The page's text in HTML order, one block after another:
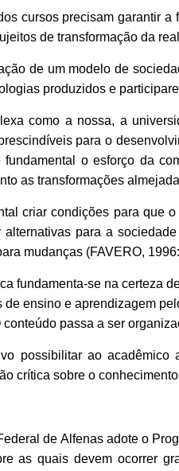
cursos precisam garantir
de transformação da
de um modelo de
produzidos e
como a nossa, a
para o
o esforço da
as transformações
criar condições para que
para a
mudanças (FAVERO,
fundamenta-se na certeza
de ensino e aprendizagem
passa a ser
possibilitar ao
crítica sobre o
de Alfenas adote o
as quais devem ocorrer